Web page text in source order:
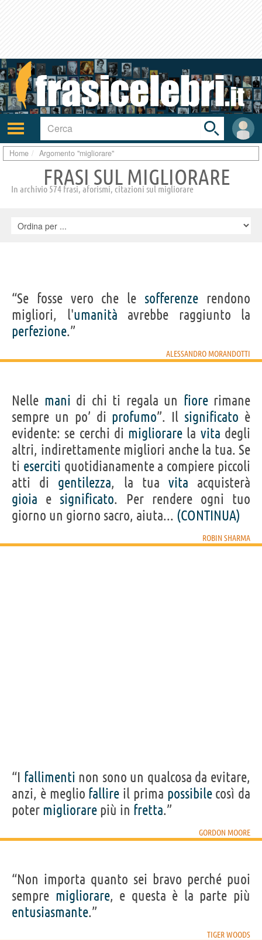
Attiva/disattiva
navigazione
User
area
Toggle
search
bar
Home Argomento "migliorare"
FRASI SUL MIGLIORARE
In archivio 574 frasi, aforismi, citazioni sul migliorare
“Se fosse vero che le sofferenze rendono
migliori, l'umanità avrebbe raggiunto la
perfezione.”
ALESSANDRO MORANDOTTI
Nelle mani di chi ti regala un fiorerimane
sempre un po’ di profumo”. Il significato è
evidente: se cerchi di migliorare la vita degli
altri, indirettamente migliori anche la tua. Se
ti eserciti quotidianamente a compiere piccoli
atti di gentilezza, la tua vita acquisterà
gioia e significato. Per rendere ogni tuo
giorno un giorno sacro, aiuta... (CONTINUA)
ROBIN SHARMA
“I fallimenti non sono un qualcosa da evitare,
anzi, è meglio fallire il prima possibilecosì da
poter migliorare più in fretta.”
GORDON MOORE
“Non importa quanto sei bravo perché puoi
sempre migliorare, e questa è la parte più
entusiasmante.”
TIGER WOODS